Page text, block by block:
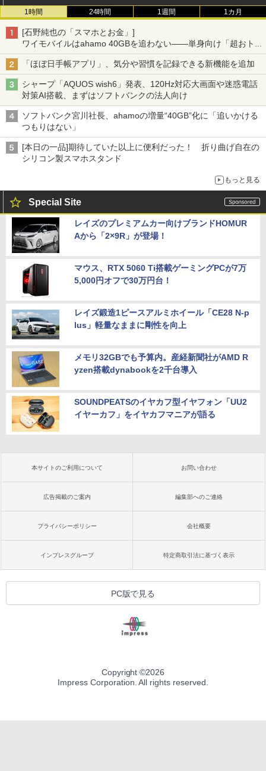
1時間 24時間 1週間 1カ月
[石野純也の「スマホとお金」]
ワイモバイルはahamo 40GBを追わない――単身向け「超おトク
割」の安さと1年限定の注意点
「ほぼ日手帳アプリ」、気分や習慣を記録できる新機能を追加
シャープ「AQUOS wish6」発表、120Hz対応大画面や迷惑電話
対策AI搭載、まずはソフトバンクの法人向け
ソフトバンク宮川社長、ahamoの増量“40GB”化に「追いかける
つもりはない」
[本日の一品]期待していた以上に便利だった！ 折り曲げ自在の
シリコン製スマホスタンド
もっと見る
Special Site
レイズのプレミアムカー向けブランドHOMUR
Aから「2×9R」が登場！
マウス、RTX 5060 Ti搭載ゲーミングPCが7万
5,000円オフで30万円台！
レイズ鍛造1ピースアルミホイール「CE28 N-p
lus」軽量なままに剛性を向上
メモリ32GBでも予算内。産経新聞社がAMD R
yzen搭載dynabookを2千台導入
SOUNDPEATSのイヤカフ型イヤフォン「UU2
イヤーカフ」をイヤカフマニアが語る
本サイトのご利用について お問い合わせ
広告掲載のご案内 編集部へのご連絡
プライバシーポリシー 会社概要
インプレスグループ 特定商取引法に基づく表示
PC版で見る
Copyright ©2026
Impress Corporation. All rights reserved.